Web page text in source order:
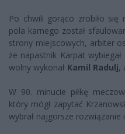
Po chwili gorąco zrobiło się
pola karnego został
strony miejscowych, arbiter
że napastnik Karpat
wolny wykonał Kamil Radulj,
W 90. minucie piłkę
który mógł zapytać
wybrał najgorsze